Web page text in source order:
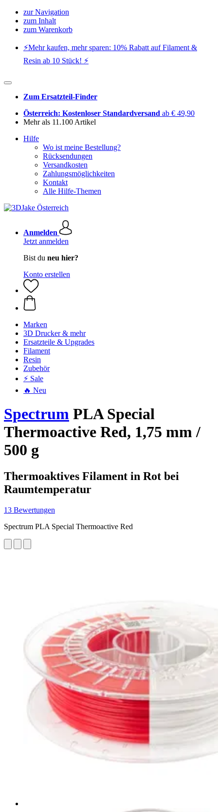
zur Navigation
zum Inhalt
zum Warenkorb
⚡️Mehr kaufen, mehr sparen: 10% Rabatt auf Filament &
Resin ab 10 Stück! ⚡️
Zum Ersatzteil-Finder
Österreich: Kostenloser Standardversand ab € 49,90
Mehr als 11.100 Artikel
Hilfe
Wo ist meine Bestellung?
Rücksendungen
Versandkosten
Zahlungsmöglichkeiten
Kontakt
Alle Hilfe-Themen
Anmelden
Jetzt anmelden
Bist du neu hier?
Konto erstellen
Marken
3D Drucker & mehr
Ersatzteile & Upgrades
Filament
Resin
Zubehör
⚡ Sale
🔥 Neu
Spectrum PLA Special
Thermoactive Red, 1,75 mm /
500 g
Thermoaktives Filament in Rot bei
Raumtemperatur
13 Bewertungen
Spectrum PLA Special Thermoactive Red